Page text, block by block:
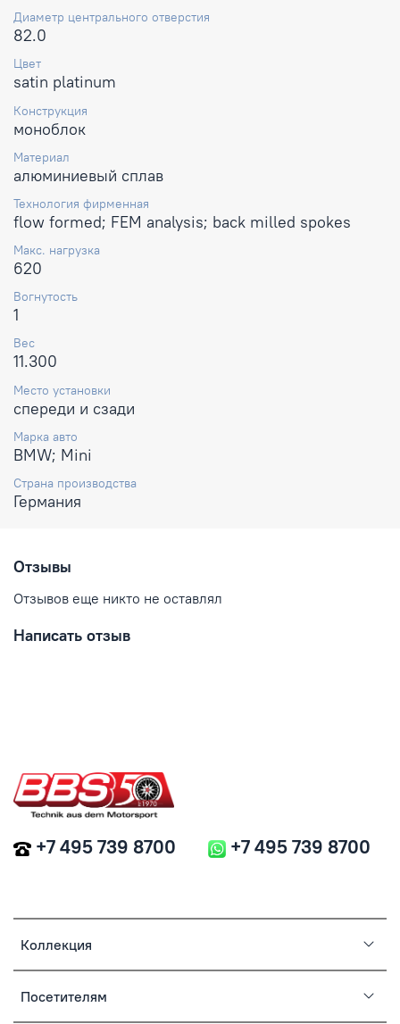
Диаметр центрального отверстия
82.0
Цвет
satin platinum
Конструкция
моноблок
Материал
алюминиевый сплав
Технология фирменная
flow formed; FEM analysis; back milled spokes
Макс. нагрузка
620
Вогнутость
1
Вес
11.300
Место установки
спереди и сзади
Марка авто
BMW; Mini
Страна производства
Германия
Отзывы
Отзывов еще никто не оставлял
Написать отзыв
Коллекция
Посетителям
+7 495 739 8700 +7 495 739 8700